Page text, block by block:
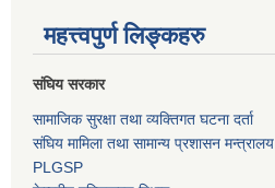
महत्त्वपुर्ण लिङ्कहरु
संघिय सरकार
सामाजिक सुरक्षा तथा व्यक्तिगत घटना दर्ता
संघिय मामिला तथा सामान्य प्रशासन मन्त्रालय
PLGSP